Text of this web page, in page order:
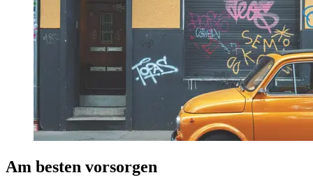
Am besten vorsorgen